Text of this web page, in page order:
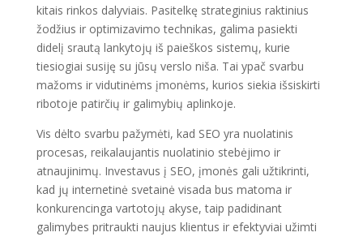
kitais rinkos dalyviais. Pasitelkę strateginius raktinius
žodžius ir optimizavimo technikas, galima pasiekti
didelį srautą lankytojų iš paieškos sistemų, kurie
tiesiogiai susiję su jūsų verslo niša. Tai ypač svarbu
mažoms ir vidutinėms įmonėms, kurios siekia išsiskirti
ribotoje patirčių ir galimybių aplinkoje.
Vis dėlto svarbu pažymėti, kad SEO yra nuolatinis
procesas, reikalaujantis nuolatinio stebėjimo ir
atnaujinimų. Investavus į SEO, įmonės gali užtikrinti,
kad jų internetinė svetainė visada bus matoma ir
konkurencinga vartotojų akyse, taip padidinant
galimybes pritraukti naujus klientus ir efektyviai užimti